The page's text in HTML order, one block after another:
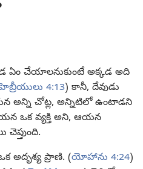
ఏం చేయాలనుకుంటే అక్కడ అది
4:13) కానీ, దేవుడు
అన్ని చోట్ల, అన్నిటిలో ఉంటాడని
ఒక వ్యక్తి అని, ఆయన
చెప్తుంది.
అదృశ్య ప్రాణి. (యోహాను 4:24)